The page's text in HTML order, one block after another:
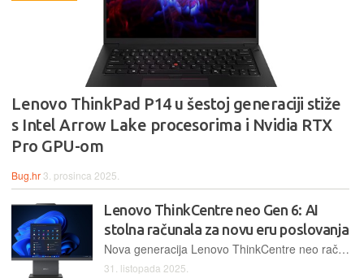
Lenovo ThinkPad P14 u šestoj generaciji stiže
s Intel Arrow Lake procesorima i Nvidia RTX
Pro GPU-om
Bug.hr 3. prosinca 2025.
Lenovo ThinkCentre neo Gen 6: AI
stolna računala za novu eru poslovanja
Nova generacija Lenovo ThinkCentre neo računala temelji se na AMD Ryzen AI 300 Series procesorima donosi praktične AI funkcije i poboljšane performanse
31. listopada 2025.